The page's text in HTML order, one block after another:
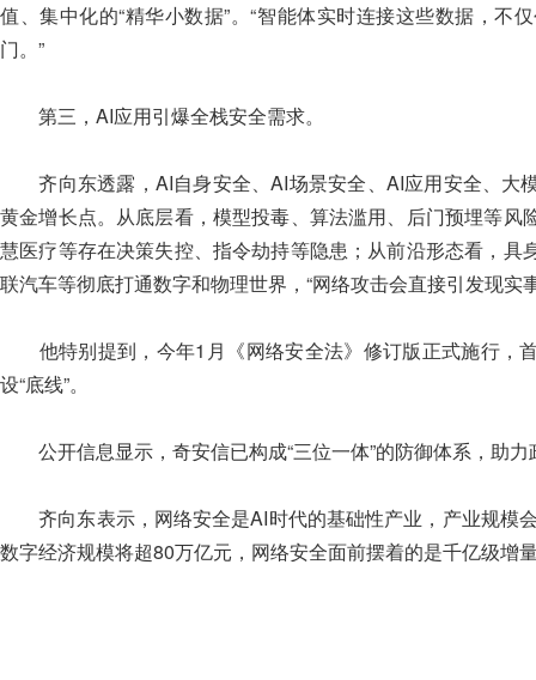
值、集中化的“精华小数据”。“智能体实时连接这些数据，不
门。”
第三，AI应用引爆全栈安全需求。
齐向东透露，AI自身安全、AI场景安全、AI应用安全、大
黄金增长点。从底层看，模型投毒、算法滥用、后门预埋等
慧医疗等存在决策失控、指令劫持等隐患；从前沿形态看，
联汽车等彻底打通数字和物理世界，“网络攻击会直接引发现实
他特别提到，今年1月《网络安全法》修订版正式施行，
设“底线”。
公开信息显示，奇安信已构成“三位一体”的防御体系，助力
齐向东表示，网络安全是AI时代的基础性产业，产业规模
数字经济规模将超80万亿元，网络安全面前摆着的是千亿级增